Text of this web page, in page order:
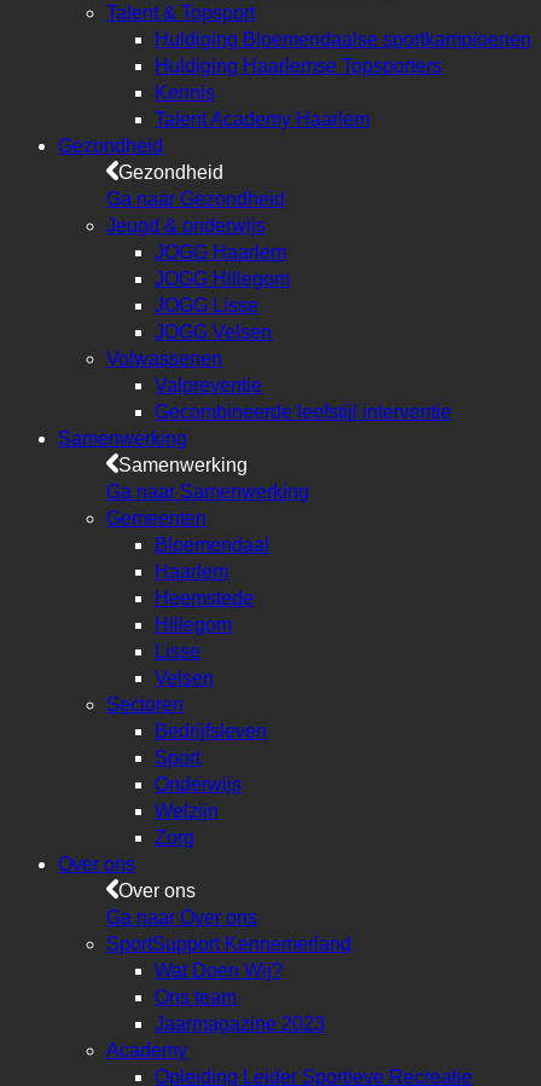
Talent & Topsport
Huldiging Bloemendaalse sportkampioenen
Huldiging Haarlemse Topsporters
Kennis
Talent Academy Haarlem
Gezondheid
Gezondheid
Ga naar Gezondheid
Jeugd & onderwijs
JOGG Haarlem
JOGG Hillegom
JOGG Lisse
JOGG Velsen
Volwassenen
Valpreventie
Gecombineerde leefstijl interventie
Samenwerking
Samenwerking
Ga naar Samenwerking
Gemeenten
Bloemendaal
Haarlem
Heemstede
Hillegom
Lisse
Velsen
Sectoren
Bedrijfsleven
Sport
Onderwijs
Welzijn
Zorg
Over ons
Over ons
Ga naar Over ons
SportSupport Kennemerland
Wat Doen Wij?
Ons team
Jaarmagazine 2023
Academy
Opleiding Leider Sportieve Recreatie